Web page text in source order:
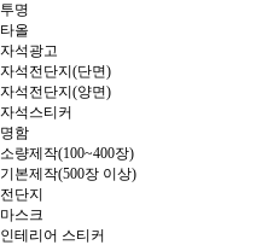
투명
타올
자석광고
자석전단지(단면)
자석전단지(양면)
자석스티커
명함
소량제작(100~400장)
기본제작(500장 이상)
전단지
마스크
인테리어 스티커